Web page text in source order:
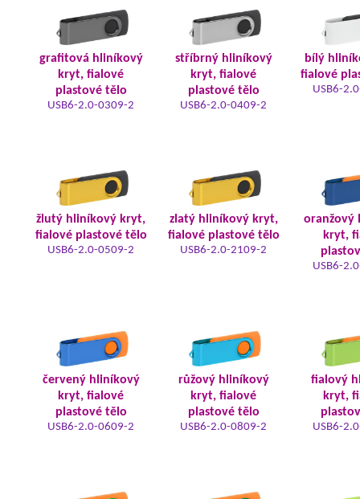
grafitová hliníkový
kryt, fialové
plastové tělo
USB6-2.0-0309-2
stříbrný hliníkový
kryt, fialové
plastové tělo
USB6-2.0-0409-2
bílý
fialové
USB6-
žlutý hliníkový kryt,
fialové plastové tělo
USB6-2.0-0509-2
zlatý hliníkový kryt,
fialové plastové tělo
USB6-2.0-2109-2
oranžový
kryt,
USB6-
červený hliníkový
kryt, fialové
plastové tělo
USB6-2.0-0609-2
růžový hliníkový
kryt, fialové
plastové tělo
USB6-2.0-0809-2
fialový
kryt,
USB6-